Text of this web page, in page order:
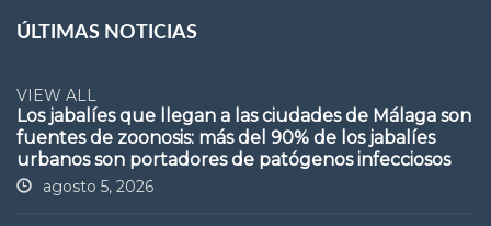
ÚLTIMAS NOTICIAS
VIEW ALL
Los jabalíes que llegan a las ciudades de Málaga son
fuentes de zoonosis: más del 90% de los jabalíes
urbanos son portadores de patógenos infecciosos
agosto 5, 2026